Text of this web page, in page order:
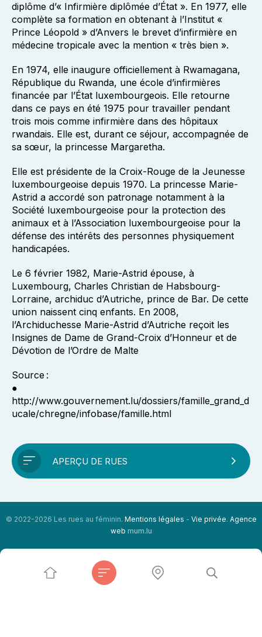
diplôme d’« Infirmière diplômée d’État ». En 1977, elle
complète sa formation en obtenant à l’Institut «
Prince Léopold » d’Anvers le brevet d’infirmière en
médecine tropicale avec la mention « très bien ».
En 1974, elle inaugure officiellement à Rwamagana,
République du Rwanda, une école d’infirmières
financée par l’État luxembourgeois. Elle retourne
dans ce pays en été 1975 pour travailler pendant
trois mois comme infirmière dans des hôpitaux
rwandais. Elle est, durant ce séjour, accompagnée de
sa sœur, la princesse Margaretha.
Elle est présidente de la Croix-Rouge de la Jeunesse
luxembourgeoise depuis 1970. La princesse Marie-
Astrid a accordé son patronage notamment à la
Société luxembourgeoise pour la protection des
animaux et à l’Association luxembourgeoise pour la
défense des intérêts des personnes physiquement
handicapées.
Le 6 février 1982, Marie-Astrid épouse, à
Luxembourg, Charles Christian de Habsbourg-
Lorraine, archiduc d’Autriche, prince de Bar. De cette
union naissent cinq enfants. En 2008,
l’Archiduchesse Marie-Astrid d’Autriche reçoit les
Insignes de Dame de Grand-Croix d’Honneur et de
Dévotion de l’Ordre de Malte
Source :
●
http://www.gouvernement.lu/dossiers/famille_grand_d
ucale/chregne/infobase/famille.html
APERÇU DE RUES
© 2022-2026 Les rues au féminin. Mentions légales - Vie privée. Agence
web mum.lu